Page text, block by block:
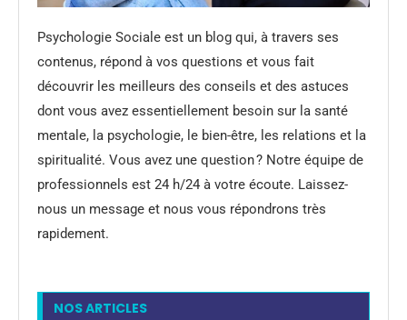
Psychologie Sociale est un blog qui, à travers ses
contenus, répond à vos questions et vous fait
découvrir les meilleurs des conseils et des astuces
dont vous avez essentiellement besoin sur la santé
mentale, la psychologie, le bien-être, les relations et la
spiritualité. Vous avez une question ? Notre équipe de
professionnels est 24 h/24 à votre écoute. Laissez-
nous un message et nous vous répondrons très
rapidement.
NOS ARTICLES